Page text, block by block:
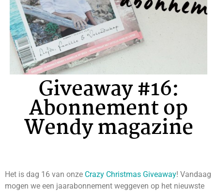
Giveaway #16:
Abonnement op
Wendy magazine
Het is dag 16 van onze Crazy Christmas Giveaway! Vandaag
mogen we een jaarabonnement weggeven op het nieuwste